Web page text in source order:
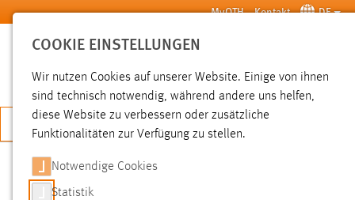
Zum Hauptinhalt springen MyOTH Kontakt DE
SUCHE
JETZT BEWERBEN
SUCHE
COOKIE EINSTELLUNGEN
Wir nutzen Cookies auf unserer Website. Einige von ihnen
sind technisch notwendig, während andere uns helfen,
diese Website zu verbessern oder zusätzliche
Funktionalitäten zur Verfügung zu stellen.
Notwendige Cookies
Statistik